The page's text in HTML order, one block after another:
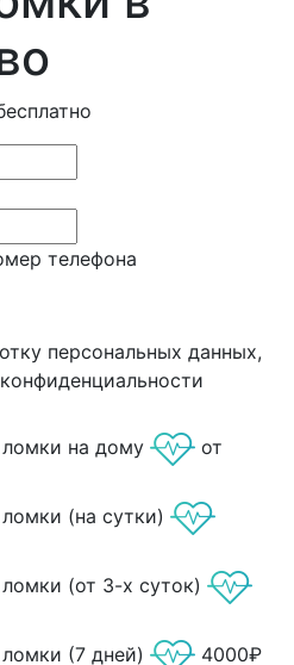
телефона
персональных данных,
ломки на дому
от
(на сутки)
(от 3-х суток)
(7 дней)
4000₽